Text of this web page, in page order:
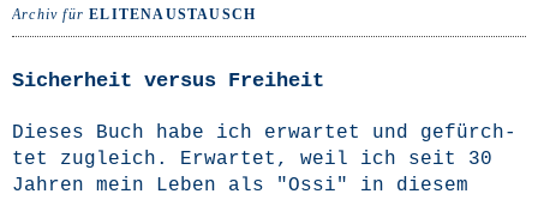
Archiv fürELITENAUSTAUSCH
Sicherheit versus Freiheit
Die­ses Buch habe ich erwar­tet und gefürch­
tet zugleich. Erwar­tet, weil ich seit 30
Jah­ren mein Leben als "Ossi" in die­sem